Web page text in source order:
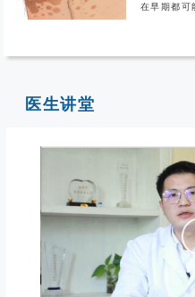
在早期都可
医生讲堂